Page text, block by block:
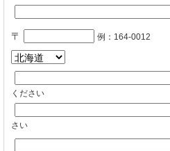
〒 例：164-0012
ください
さい